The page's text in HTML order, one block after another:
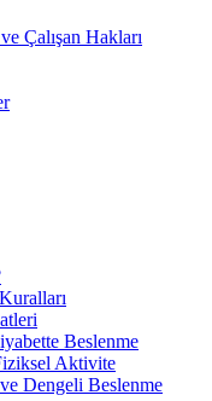
Çalışan Hakları
Beslenme
Aktivite
Dengeli Beslenme